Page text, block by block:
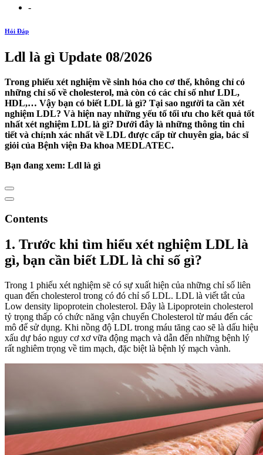
-
Hỏi Đáp
Ldl là gì Update 08/2026
Trong phiếu xét nghiệm về sinh hóa cho cơ thể, không chỉ có
những chỉ số về cholesterol, mà còn có các chỉ số như LDL,
HDL,… Vậy bạn có biết LDL là gì? Tại sao người ta cần xét
nghiệm LDL? Và hiện nay những yếu tố tối ưu cho kết quả tốt
nhất xét nghiệm LDL là gì? Dưới đây là những thông tin chi
tiết và chí;nh xác nhất về LDL được cấp từ chuyên gia, bác sĩ
giỏi của Bệnh viện Đa khoa MEDLATEC.
Bạn đang xem: Ldl là gì
Contents
1. Trước khi tìm hiểu xét nghiệm LDL là
gì, bạn cần biết LDL là chỉ số gì?
Trong 1 phiếu xét nghiệm sẽ có sự xuất hiện của những chỉ số liên
quan đến cholesterol trong có đó chỉ số LDL. LDL là viết tắt của
Low density lipoprotein cholesterol. Đây là Lipoprotein cholesterol
tỷ trọng thấp có chức năng vận chuyển Cholesterol từ máu đến các
mô để sử dụng. Khi nồng độ LDL trong máu tăng cao sẽ là dấu hiệu
xấu dự báo nguy cơ xơ vữa động mạch và dẫn đến những bệnh lý
rất nghiêm trọng về tim mạch, đặc biệt là bệnh lý mạch vành.